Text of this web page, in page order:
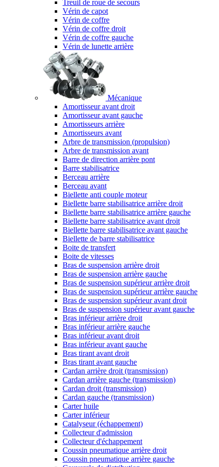
Treuil de roue de secours
Vérin de capot
Vérin de coffre
Vérin de coffre droit
Vérin de coffre gauche
Vérin de lunette arrière
Mécanique
Amortisseur avant droit
Amortisseur avant gauche
Amortisseurs arrière
Amortisseurs avant
Arbre de transmission (propulsion)
Arbre de transmission avant
Barre de direction arrière pont
Barre stabilisatrice
Berceau arrière
Berceau avant
Biellette anti couple moteur
Biellette barre stabilisatrice arrière droit
Biellette barre stabilisatrice arrière gauche
Biellette barre stabilisatrice avant droit
Biellette barre stabilisatrice avant gauche
Biellette de barre stabilisatrice
Boite de transfert
Boite de vitesses
Bras de suspension arrière droit
Bras de suspension arrière gauche
Bras de suspension supérieur arrière droit
Bras de suspension supérieur arrière gauche
Bras de suspension supérieur avant droit
Bras de suspension supérieur avant gauche
Bras inférieur arrière droit
Bras inférieur arrière gauche
Bras inférieur avant droit
Bras inférieur avant gauche
Bras tirant avant droit
Bras tirant avant gauche
Cardan arrière droit (transmission)
Cardan arrière gauche (transmission)
Cardan droit (transmission)
Cardan gauche (transmission)
Carter huile
Carter inférieur
Catalyseur (échappement)
Collecteur d'admission
Collecteur d'échappement
Coussin pneumatique arrière droit
Coussin pneumatique arrière gauche